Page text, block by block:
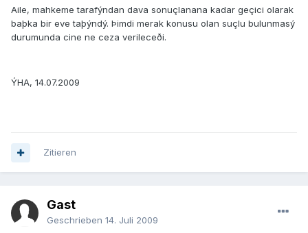
Aile, mahkeme tarafýndan dava sonuçlanana kadar geçici olarak
baþka bir eve taþýndý. Þimdi merak konusu olan suçlu bulunmasý
durumunda cine ne ceza verileceði.
ÝHA, 14.07.2009
Zitieren
Gast
Geschrieben 14. Juli 2009